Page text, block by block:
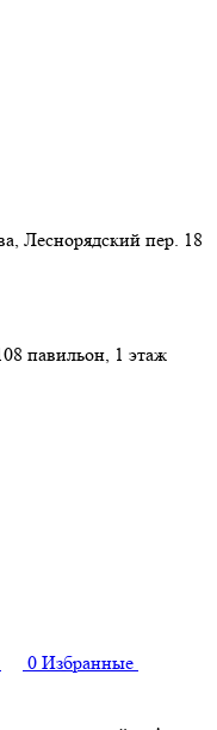
Леснорядский пер. 18
павильон, 1 этаж
0 Избранные